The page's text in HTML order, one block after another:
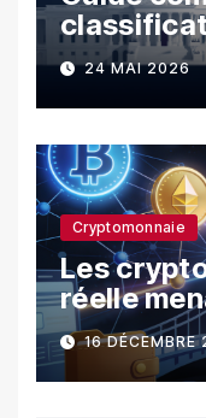
SEC vs
les
24 MAI 2026
Cryptomonnaie
Les
réelle
banques ?
16 DÉCEMBRE